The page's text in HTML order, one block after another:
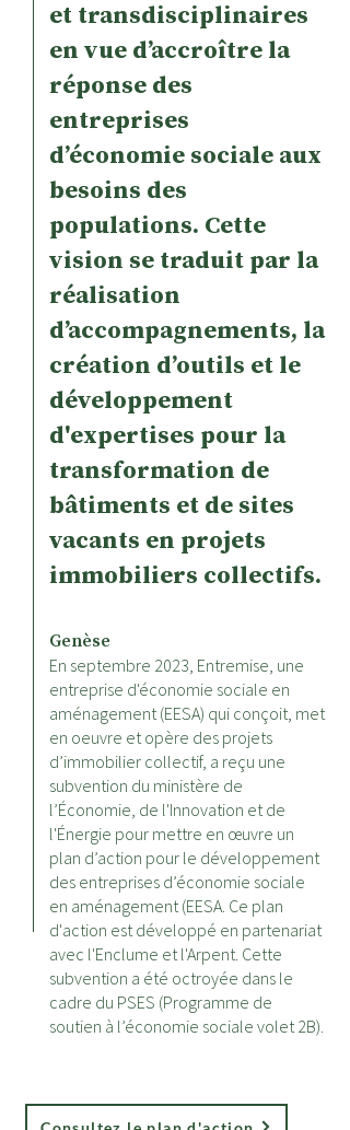
et transdisciplinaires
en vue d’accroître la
réponse des
entreprises
d’économie sociale aux
besoins des
populations. Cette
vision se traduit par la
réalisation
d’accompagnements, la
création d’outils et le
développement
d'expertises pour la
transformation de
bâtiments et de sites
vacants en projets
immobiliers collectifs.
Genèse
En septembre 2023, Entremise, une
entreprise d'économie sociale en
aménagement (EESA) qui conçoit, met
en oeuvre et opère des projets
d’immobilier collectif, a reçu une
subvention du ministère de
l’Économie, de l'Innovation et de
l'Énergie pour mettre en œuvre un
plan d’action pour le développement
des entreprises d’économie sociale
en aménagement (EESA. Ce plan
d'action est développé en partenariat
avec l'Enclume et l'Arpent. Cette
subvention a été octroyée dans le
cadre du PSES (Programme de
soutien à l’économie sociale volet 2B).